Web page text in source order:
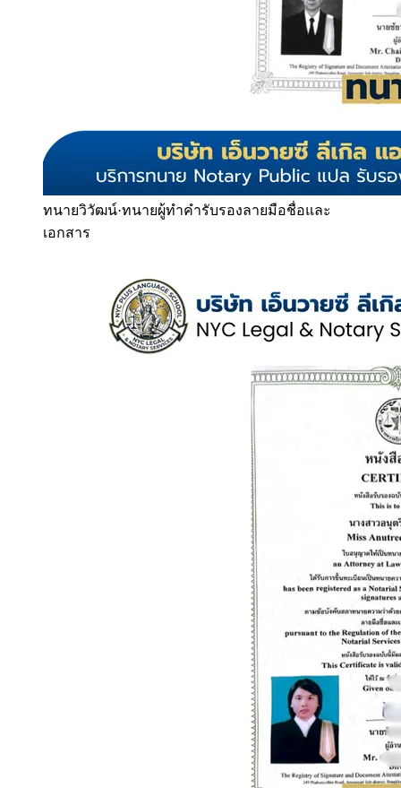
ทนายวิวัฒน์·ทนายผู้ทำคำรับรองลายมือชื่อและ
เอกสาร